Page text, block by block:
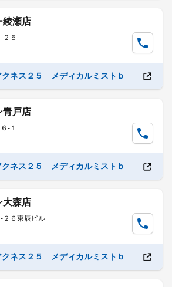
綾瀬店
２５
ネス２５ メディカルミストｂ
青戸店
-１
ネス２５ メディカルミストｂ
大森店
２６東辰ビル
ネス２５ メディカルミストｂ